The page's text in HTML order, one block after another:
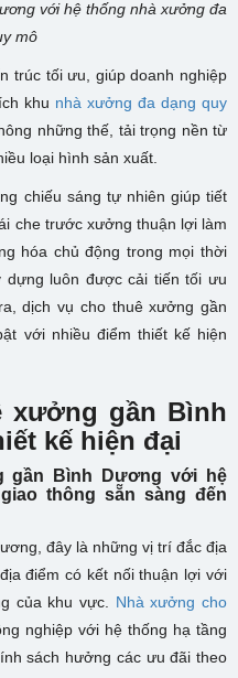
với hệ thống nhà xưởng đa
mô
trúc tối ưu, giúp doanh nghiệp
khu nhà xưởng đa dạng quy
những thế, tải trọng nền từ
loại hình sản xuất.
chiếu sáng tự nhiên giúp tiết
che trước xưởng thuận lợi làm
hóa chủ động trong mọi thời
luôn được cải tiến tối ưu
dịch vụ cho thuê xưởng gần
với nhiều điểm thiết kế hiện
xưởng gần Bình
kế hiện đại
gần Bình Dương với hệ
thông sẵn sàng đến
đây là những vị trí đắc địa
điểm có kết nối thuận lợi với
của khu vực. Nhà xưởng cho
nghiệp với hệ thống hạ tầng
sách hưởng các ưu đãi theo